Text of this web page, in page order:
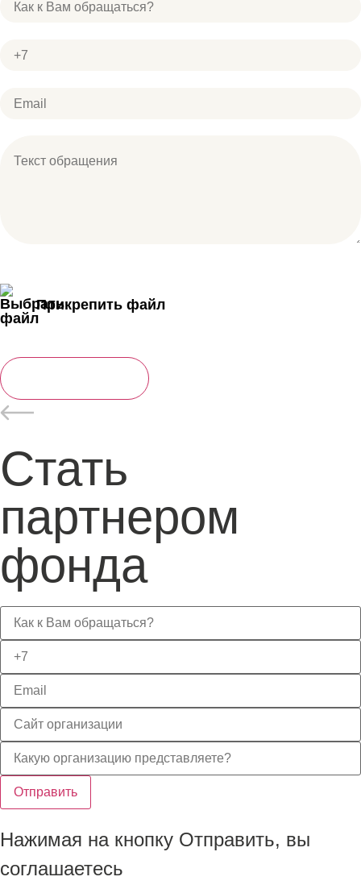
Прикрепить файл
Стать
партнером
фонда
Отправить
Нажимая на кнопку Отправить, вы
соглашаетесь